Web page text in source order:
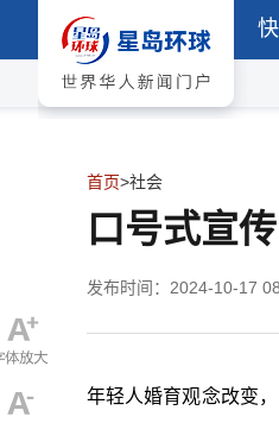
首页>社会
口号式宣
发布时间：2024-10-17
年轻人婚育观念改变